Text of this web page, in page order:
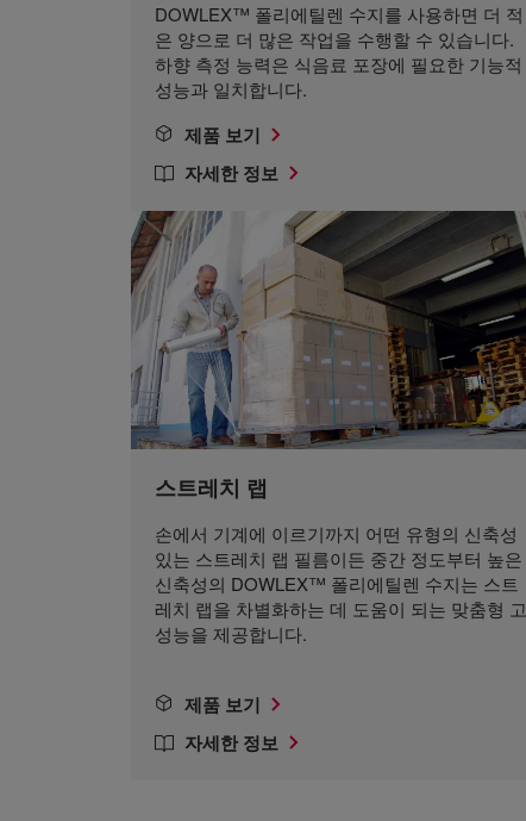
DOWLEX™ 폴리에틸렌 수지를 사용하면 더 적
은 양으로 더 많은 작업을 수행할 수 있습니다.
하향 측정 능력은 식음료 포장에 필요한 기능적
성능과 일치합니다.
제품 보기
자세한 정보
스트레치 랩
손에서 기계에 이르기까지 어떤 유형의 신축성
있는 스트레치 랩 필름이든 중간 정도부터 높은
신축성의 DOWLEX™ 폴리에틸렌 수지는 스트
레치 랩을 차별화하는 데 도움이 되는 맞춤형 고
성능을 제공합니다.
제품 보기
자세한 정보